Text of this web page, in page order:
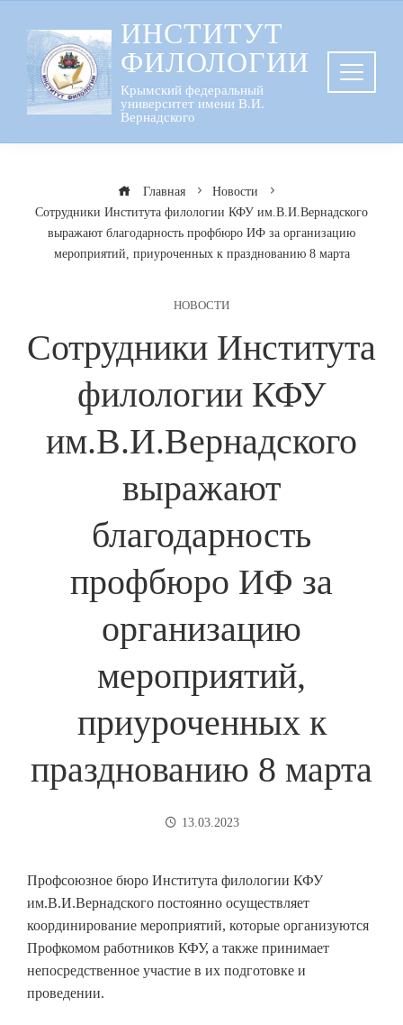
содержанию
ИНСТИТУТ
ФИЛОЛОГИИ
Крымский федеральный
университет имени В.И.
Вернадского
Главная
Новости
Сотрудники Института филологии КФУ им.В.И.Вернадского
выражают благодарность профбюро ИФ за организацию
мероприятий, приуроченных к празднованию 8 марта
НОВОСТИ
Сотрудники Института
филологии КФУ
им.В.И.Вернадского
выражают
благодарность
профбюро ИФ за
организацию
мероприятий,
приуроченных к
празднованию 8 марта
13.03.2023
Профсоюзное бюро Института филологии КФУ
им.В.И.Вернадского постоянно осуществляет
координирование мероприятий, которые организуются
Профкомом работников КФУ, а также принимает
непосредственное участие в их подготовке и
проведении.